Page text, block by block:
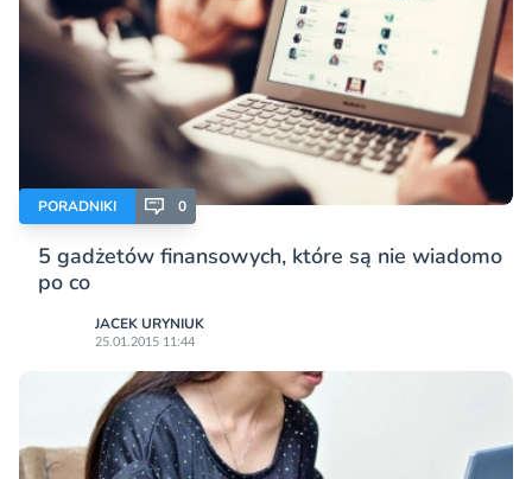
PORADNIKI 0
5 gadżetów finansowych, które są nie wiadomo
po co
JACEK URYNIUK
25.01.2015 11:44